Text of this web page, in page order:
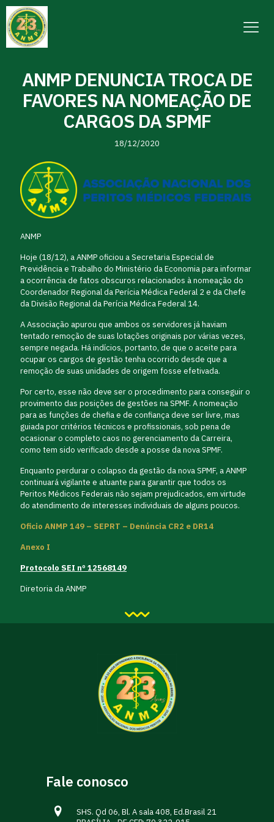
ANMP DENUNCIA TROCA DE
FAVORES NA NOMEAÇÃO DE
CARGOS DA SPMF
18/12/2020
ANMP
Hoje (18/12), a ANMP oficiou a Secretaria Especial de
Previdência e Trabalho do Ministério da Economia para informar
a ocorrência de fatos obscuros relacionados à nomeação do
Coordenador Regional da Perícia Médica Federal 2 e da Chefe
da Divisão Regional da Perícia Médica Federal 14.
A Associação apurou que ambos os servidores já haviam
tentado remoção de suas lotações originais por várias vezes,
sempre negada. Há indícios, portanto, de que o aceite para
ocupar os cargos de gestão tenha ocorrido desde que a
remoção de suas unidades de origem fosse efetivada.
Por certo, esse não deve ser o procedimento para conseguir o
provimento das posições de gestões na SPMF. A nomeação
para as funções de chefia e de confiança deve ser livre, mas
guiada por critérios técnicos e profissionais, sob pena de
ocasionar o completo caos no gerenciamento da Carreira,
como tem sido verificado desde a posse da nova SPMF.
Enquanto perdurar o colapso da gestão da nova SPMF, a ANMP
continuará vigilante e atuante para garantir que todos os
Peritos Médicos Federais não sejam prejudicados, em virtude
do atendimento de interesses individuais de alguns poucos.
Oficio ANMP 149 – SEPRT – Denúncia CR2 e DR14
Anexo I
Protocolo SEI nº 12568149
Diretoria da ANMP
Fale conosco
SHS. Qd 06, Bl. A sala 408, Ed.Brasil 21